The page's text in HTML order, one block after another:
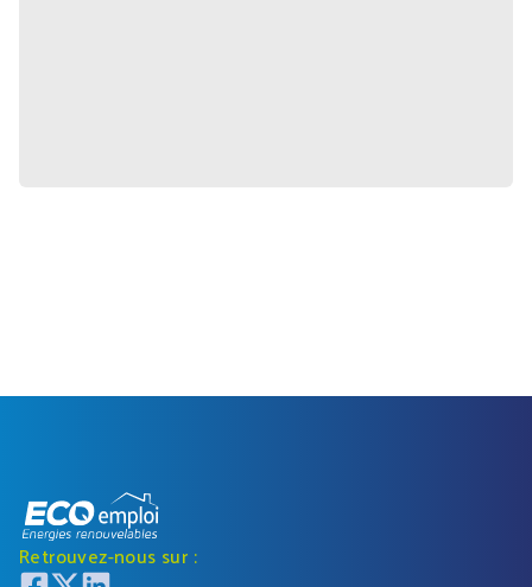
Retrouvez-nous sur :